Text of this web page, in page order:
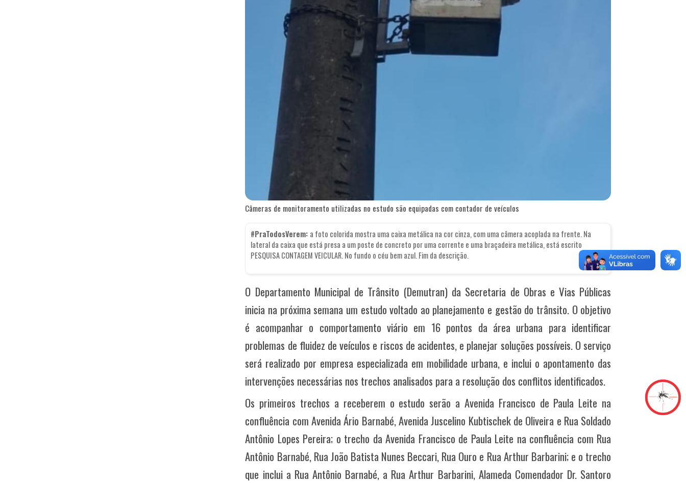
Câmeras de monitoramento utilizadas no estudo são equipadas com contador de veículos
#PraTodosVerem: a foto colorida mostra uma caixa metálica na cor cinza, com uma câmera acoplada na frente. Na
lateral da caixa que está presa a um poste de concreto por uma corrente e uma braçadeira metálica, está escrito
PESQUISA CONTAGEM VEICULAR. No fundo o céu bem azul. Fim da descrição.
O Departamento Municipal de Trânsito (Demutran) da Secretaria de Obras e Vias Públicas
inicia na próxima semana um estudo voltado ao planejamento e gestão do trânsito. O objetivo
é acompanhar o comportamento viário em 16 pontos da área urbana para identificar
problemas de fluidez de veículos e riscos de acidentes, e planejar soluções possíveis. O serviço
será realizado por empresa especializada em mobilidade urbana, e inclui o apontamento das
intervenções necessárias nos trechos analisados para a resolução dos conflitos identificados.
Os primeiros trechos a receberem o estudo serão a Avenida Francisco de Paula Leite na
confluência com Avenida Ário Barnabé, Avenida Juscelino Kubtischek de Oliveira e Rua Soldado
Antônio Lopes Pereira; o trecho da Avenida Francisco de Paula Leite na confluência com Rua
Antônio Barnabé, Rua João Batista Nunes Beccari, Rua Ouro e Rua Arthur Barbarini; e o trecho
que inclui a Rua Antônio Barnabé, a Rua Arthur Barbarini, Alameda Comendador Dr. Santoro